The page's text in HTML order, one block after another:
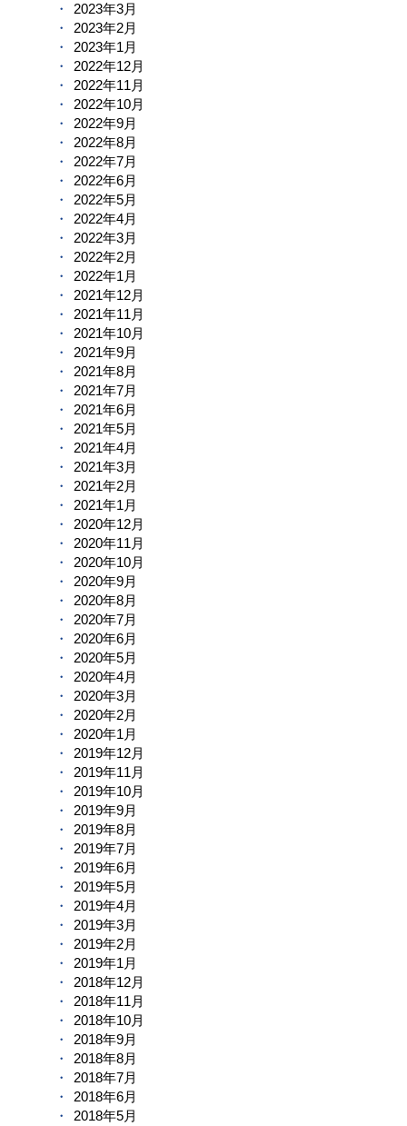
2023年3月
2023年2月
2023年1月
2022年12月
2022年11月
2022年10月
2022年9月
2022年8月
2022年7月
2022年6月
2022年5月
2022年4月
2022年3月
2022年2月
2022年1月
2021年12月
2021年11月
2021年10月
2021年9月
2021年8月
2021年7月
2021年6月
2021年5月
2021年4月
2021年3月
2021年2月
2021年1月
2020年12月
2020年11月
2020年10月
2020年9月
2020年8月
2020年7月
2020年6月
2020年5月
2020年4月
2020年3月
2020年2月
2020年1月
2019年12月
2019年11月
2019年10月
2019年9月
2019年8月
2019年7月
2019年6月
2019年5月
2019年4月
2019年3月
2019年2月
2019年1月
2018年12月
2018年11月
2018年10月
2018年9月
2018年8月
2018年7月
2018年6月
2018年5月